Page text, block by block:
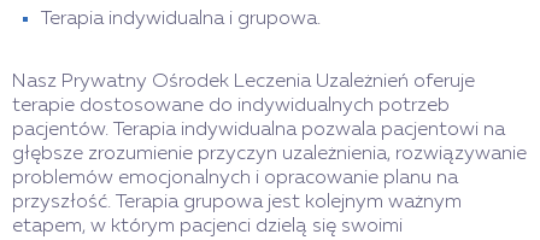
Terapia indywidualna i grupowa.
Nasz Prywatny Ośrodek Leczenia Uzależnień oferuje
terapie dostosowane do indywidualnych potrzeb
pacjentów. Terapia indywidualna pozwala pacjentowi na
głębsze zrozumienie przyczyn uzależnienia, rozwiązywanie
problemów emocjonalnych i opracowanie planu na
przyszłość. Terapia grupowa jest kolejnym ważnym
etapem, w którym pacjenci dzielą się swoimi